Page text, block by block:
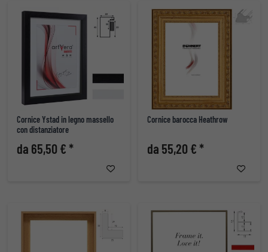
Cornice Ystad in legno massello
con distanziatore
da 65,50 € *
Cornice barocca Heathrow
da 55,20 € *